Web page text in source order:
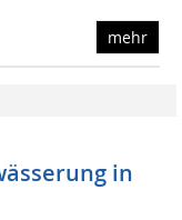
mehr
in